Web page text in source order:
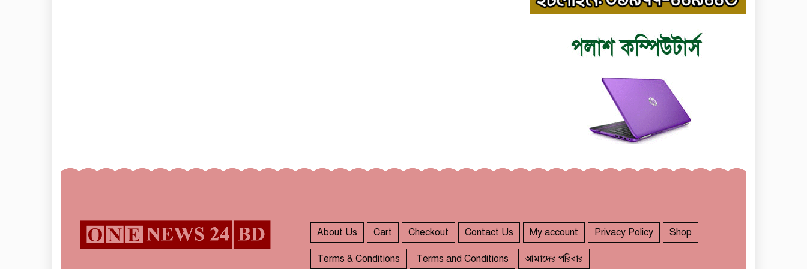
About Us Cart Checkout Contact Us My account Privacy Policy Shop
Terms & Conditions Terms and Conditions আমাদের পরিবার